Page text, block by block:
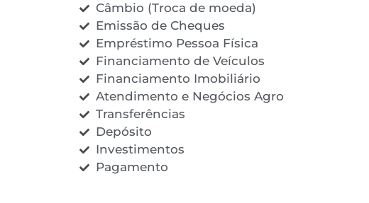
Câmbio (Troca de moeda)
Emissão de Cheques
Empréstimo Pessoa Física
Financiamento de Veículos
Financiamento Imobiliário
Atendimento e Negócios Agro
Transferências
Depósito
Investimentos
Pagamento